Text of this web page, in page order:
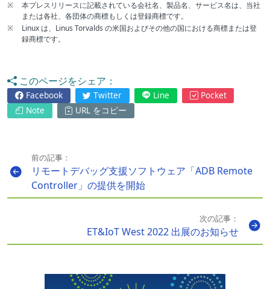
※
本プレスリリースに記載されている会社名、製品名、サービス名は、当社
または各社、各団体の商標もしくは登録商標です。
※
Linux は、Linus Torvalds の米国およびその他の国における商標または登
録商標です。
このページをシェア：
Facebook Twitter Line
Pocket
Note
URL をコピー
前の記事：
リモートデバッグ支援ソフトウェア「ADB Remote
Controller」の提供を開始
次の記事：
ET&IoT West 2022 出展のお知らせ